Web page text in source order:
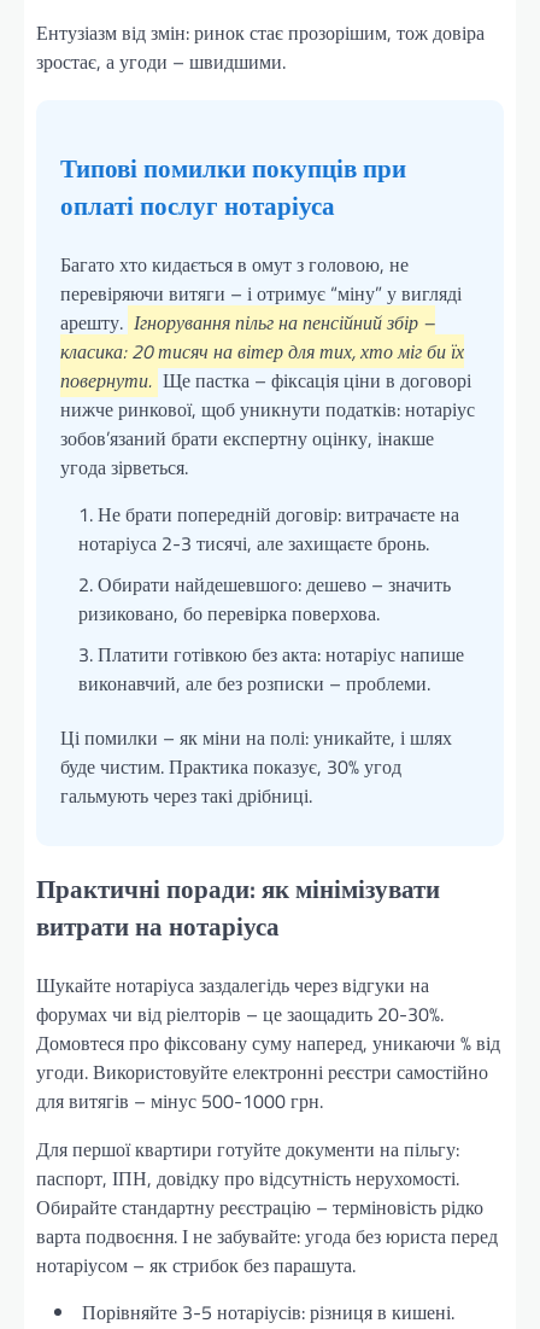
Ентузіазм від змін: ринок стає прозорішим, тож довіра
зростає, а угоди – швидшими.
Типові помилки покупців при
оплаті послуг нотаріуса
Багато хто кидається в омут з головою, не
перевіряючи витяги – і отримує “міну” у вигляді
арешту. Ігнорування пільг на пенсійний збір –
класика: 20 тисяч на вітер для тих, хто міг би їх
повернути. Ще пастка – фіксація ціни в договорі
нижче ринкової, щоб уникнути податків: нотаріус
зобов’язаний брати експертну оцінку, інакше
угода зірветься.
Не брати попередній договір: витрачаєте на
нотаріуса 2-3 тисячі, але захищаєте бронь.
Обирати найдешевшого: дешево – значить
ризиковано, бо перевірка поверхова.
Платити готівкою без акта: нотаріус напише
виконавчий, але без розписки – проблеми.
Ці помилки – як міни на полі: уникайте, і шлях
буде чистим. Практика показує, 30% угод
гальмують через такі дрібниці.
Практичні поради: як мінімізувати
витрати на нотаріуса
Шукайте нотаріуса заздалегідь через відгуки на
форумах чи від ріелторів – це заощадить 20-30%.
Домовтеся про фіксовану суму наперед, уникаючи % від
угоди. Використовуйте електронні реєстри самостійно
для витягів – мінус 500-1000 грн.
Для першої квартири готуйте документи на пільгу:
паспорт, ІПН, довідку про відсутність нерухомості.
Обирайте стандартну реєстрацію – терміновість рідко
варта подвоєння. І не забувайте: угода без юриста перед
нотаріусом – як стрибок без парашута.
Порівняйте 3-5 нотаріусів: різниця в кишені.